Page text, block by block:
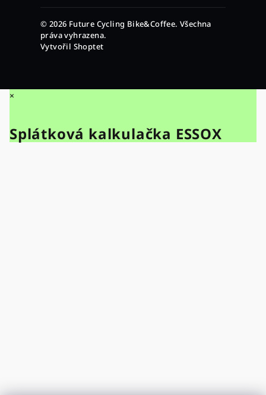
© 2026 Future Cycling Bike&Coffee. Všechna
práva vyhrazena.
Vytvořil Shoptet
×
Splátková kalkulačka ESSOX